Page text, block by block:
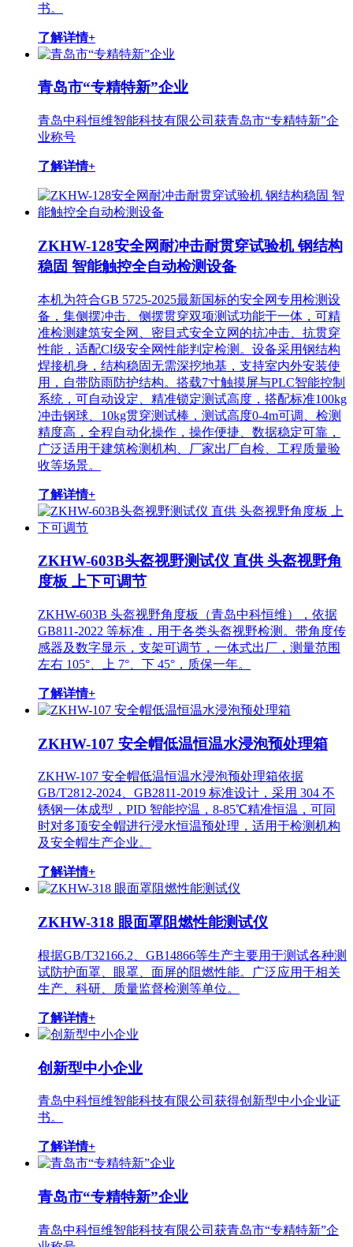
书。
了解详情+
青岛市“专精特新”企业
青岛中科恒维智能科技有限公司获青岛市“专精特新”企
业称号
了解详情+
ZKHW-128安全网耐冲击耐贯穿试验机 钢结构
稳固 智能触控全自动检测设备
本机为符合GB 5725-2025最新国标的安全网专用检测设
备，集侧摆冲击、侧摆贯穿双项测试功能于一体，可精
准检测建筑安全网、密目式安全立网的抗冲击、抗贯穿
性能，适配CⅠ级安全网性能判定检测。设备采用钢结构
焊接机身，结构稳固无需深挖地基，支持室内外安装使
用，自带防雨防护结构。搭载7寸触摸屏与PLC智能控制
系统，可自动设定、精准锁定测试高度，搭配标准100kg
冲击钢球、10kg贯穿测试棒，测试高度0-4m可调、检测
精度高，全程自动化操作，操作便捷、数据稳定可靠，
广泛适用于建筑检测机构、厂家出厂自检、工程质量验
收等场景。
了解详情+
ZKHW-603B头盔视野测试仪 直供 头盔视野角
度板 上下可调节
ZKHW-603B 头盔视野角度板（青岛中科恒维），依据
GB811-2022 等标准，用于各类头盔视野检测。带角度传
感器及数字显示，支架可调节，一体式出厂，测量范围
左右 105°、上 7°、下 45°，质保一年。
了解详情+
ZKHW-107 安全帽低温恒温水浸泡预处理箱
ZKHW-107 安全帽低温恒温水浸泡预处理箱依据
GB/T2812-2024、GB2811-2019 标准设计，采用 304 不
锈钢一体成型，PID 智能控温，8-85℃精准恒温，可同
时对多顶安全帽进行浸水恒温预处理，适用于检测机构
及安全帽生产企业。
了解详情+
ZKHW-318 眼面罩阻燃性能测试仪
根据GB/T32166.2、GB14866等生产主要用于测试各种测
试防护面罩、眼罩、面屏的阻燃性能。广泛应用于相关
生产、科研、质量监督检测等单位。
了解详情+
创新型中小企业
青岛中科恒维智能科技有限公司获得创新型中小企业证
书。
了解详情+
青岛市“专精特新”企业
青岛中科恒维智能科技有限公司获青岛市“专精特新”企